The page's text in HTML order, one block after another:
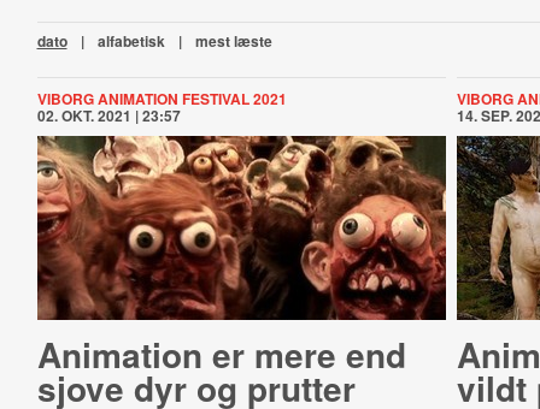
dato | alfabetisk | mest læste
VIBORG ANIMATION FESTIVAL 2021
02. OKT. 2021 | 23:57
Animation er mere end
sjove dyr og prutter
VIBORG
14. SEP.
vildt